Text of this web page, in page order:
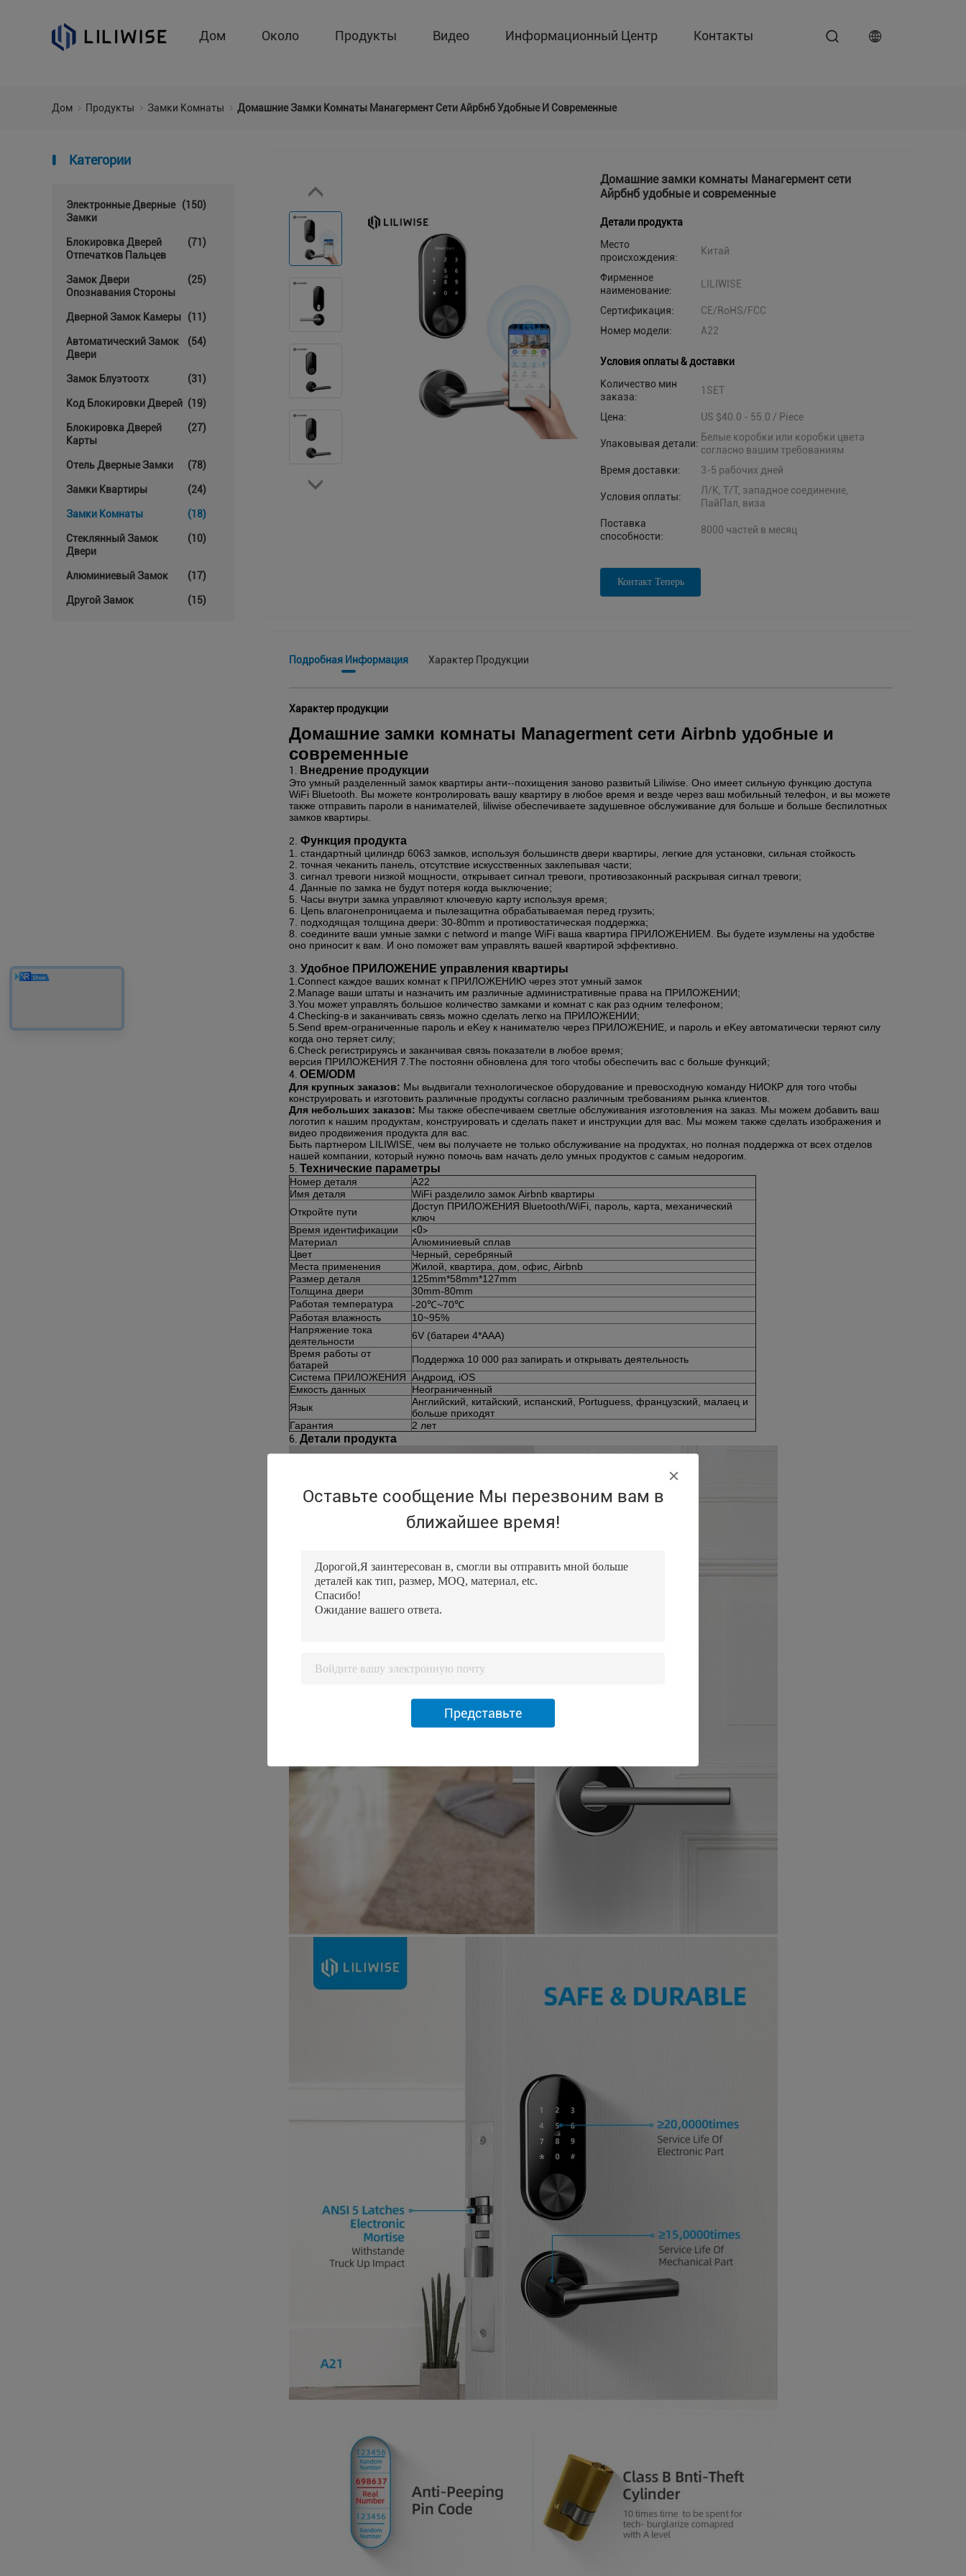
Дом Около Продукты Видео Информационный Центр Контакты
Дом Продукты Замки Комнаты Домашние Замки Комнаты Манагермент Сети Айрбнб Удобные И Современные
Категории
Электронные Дверные
Замки
(150)
Блокировка Дверей
Отпечатков Пальцев
(71)
Замок Двери
Опознавания Стороны
(25)
Дверной Замок Камеры (11)
Автоматический Замок
Двери
(54)
Замок Блуэтоотх (31)
Код Блокировки Дверей (19)
Блокировка Дверей
Карты
(27)
Отель Дверные Замки (78)
Замки Квартиры (24)
Замки Комнаты (18)
Стеклянный Замок
Двери
(10)
Алюминиевый Замок (17)
Другой Замок (15)
Домашние замки комнаты Манагермент сети
Айрбнб удобные и современные
Детали продукта
Место
происхождения:
Китай
Фирменное
наименование:
LILIWISE
Сертификация:
CE/RoHS/FCC
Номер модели:
A22
Условия оплаты & доставки
Количество мин
заказа:
1SET
Цена: US $40.0 - 55.0 / Piece
Упаковывая детали:
Белые коробки или коробки цвета
согласно вашим требованиям
Время доставки:
3-5 рабочих дней
Условия оплаты:
Л/К, Т/Т, западное соединение,
ПайПал, виза
Поставка
способности:
8000 частей в месяц
Контакт Теперь
Подробная Информация Характер Продукции
Характер продукции
Домашние замки комнаты Managerment сети Airbnb удобные и
современные
1. Внедрение продукции
Это умный разделенный замок квартиры анти--похищения заново развитый Liliwise. Оно имеет сильную функцию доступа
WiFi Bluetooth. Вы можете контролировать вашу квартиру в любое время и везде через ваш мобильный телефон, и вы можете
также отправить пароли в нанимателей, liliwise обеспечиваете задушевное обслуживание для больше и больше беспилотных
замков квартиры.
2. Функция продукта
1. стандартный цилиндр 6063 замков, используя большинств двери квартиры, легкие для установки, сильная стойкость
2. точная чеканить панель, отсутствие искусственных заклепывая части;
3. сигнал тревоги низкой мощности, открывает сигнал тревоги, противозаконный раскрывая сигнал тревоги;
4. Данные по замка не будут потеря когда выключение;
5. Часы внутри замка управляют ключевую карту используя время;
6. Цепь влагонепроницаема и пылезащитна обрабатываемая перед грузить;
7. подходящая толщина двери: 30-80mm и противостатическая поддержка;
8. соедините ваши умные замки с netword и mange WiFi ваша квартира ПРИЛОЖЕНИЕМ. Вы будете изумлены на удобстве
оно приносит к вам. И оно поможет вам управлять вашей квартирой эффективно.
3. Удобное ПРИЛОЖЕНИЕ управления квартиры
1.Connect каждое ваших комнат к ПРИЛОЖЕНИЮ через этот умный замок
2.Manage ваши штаты и назначить им различные административные права на ПРИЛОЖЕНИИ;
3.You может управлять большое количество замками и комнат с как раз одним телефоном;
4.Checking-в и заканчивать связь можно сделать легко на ПРИЛОЖЕНИИ;
5.Send врем-ограниченные пароль и eKey к нанимателю через ПРИЛОЖЕНИЕ, и пароль и eKey автоматически теряют силу
когда оно теряет силу;
6.Check регистрируясь и заканчивая связь показатели в любое время;
версия ПРИЛОЖЕНИЯ 7.The постоянн обновлена для того чтобы обеспечить вас с больше функций;
4. OEM/ODM
Для крупных заказов: Мы выдвигали технологическое оборудование и превосходную команду НИОКР для того чтобы
конструировать и изготовить различные продукты согласно различным требованиям рынка клиентов.
Для небольших заказов: Мы также обеспечиваем светлые обслуживания изготовления на заказ. Мы можем добавить ваш
логотип к нашим продуктам, конструировать и сделать пакет и инструкции для вас. Мы можем также сделать изображения и
видео продвижения продукта для вас.
Быть партнером LILIWISE, чем вы получаете не только обслуживание на продуктах, но полная поддержка от всех отделов
нашей компании, который нужно помочь вам начать дело умных продуктов с самым недорогим.
5. Технические параметры
Номер деталя
A22
Имя деталя
WiFi разделило замок Airbnb квартиры
Откройте пути
Доступ ПРИЛОЖЕНИЯ Bluetooth/WiFi, пароль, карта, механический
ключ
Время идентификации
<0>
Материал
Алюминиевый сплав
Цвет
Черный, серебряный
Места применения
Жилой, квартира, дом, офис, Airbnb
Размер деталя
125mm*58mm*127mm
Толщина двери
30mm-80mm
Работая температура
-20℃~70℃
Работая влажность
10~95%
Напряжение тока
деятельности
6V (батареи 4*AAA)
Время работы от
батарей
Поддержка 10 000 раз запирать и открывать деятельность
Система ПРИЛОЖЕНИЯ Андроид, iOS
Емкость данных
Неограниченный
Язык
Английский, китайский, испанский, Portuguess, французский, малаец и
больше приходят
Гарантия
2 лет
6. Детали продукта
Оставьте сообщение Мы перезвоним вам в
ближайшее время!
Представьте